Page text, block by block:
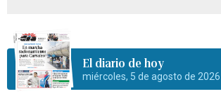
El diario de hoy
miércoles, 5 de agosto de 2026